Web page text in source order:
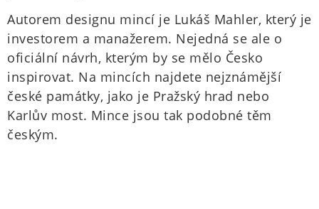
Autorem designu mincí je Lukáš Mahler, který je
investorem a manažerem. Nejedná se ale o
oficiální návrh, kterým by se mělo Česko
inspirovat. Na mincích najdete nejznámější
české památky, jako je Pražský hrad nebo
Karlův most. Mince jsou tak podobné těm
českým.